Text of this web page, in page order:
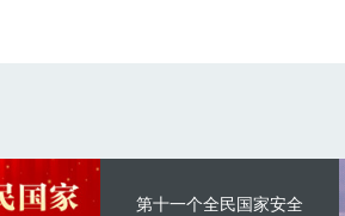
第十一个全民国家安全